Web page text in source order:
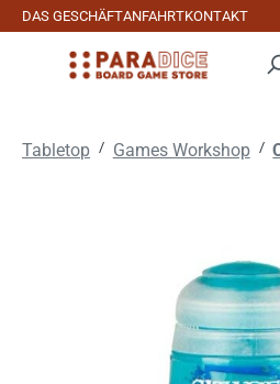
Zum Hauptinhalt springen
DAS GESCHÄFTANFAHRTKONTAKT
Tabletop / Games Workshop /
Bildergalerie überspringen